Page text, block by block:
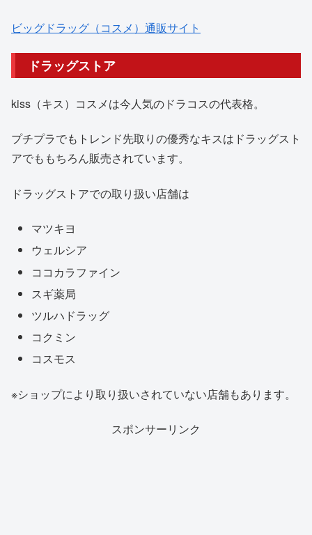
ビッグドラッグ（コスメ）通販サイト
ドラッグストア
kiss（キス）コスメは今人気のドラコスの代表格。
プチプラでもトレンド先取りの優秀なキスはドラッグスト
アでももちろん販売されています。
ドラッグストアでの取り扱い店舗は
マツキヨ
ウェルシア
ココカラファイン
スギ薬局
ツルハドラッグ
コクミン
コスモス
※ショップにより取り扱いされていない店舗もあります。
スポンサーリンク